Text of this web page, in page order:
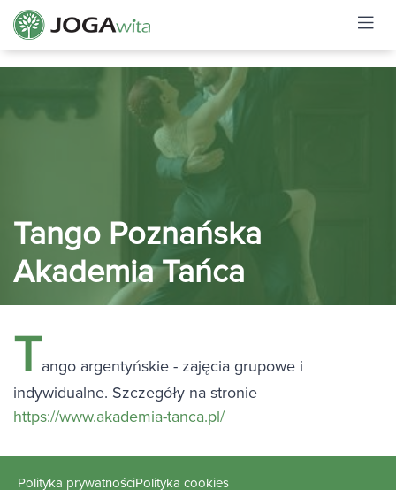
Tango Poznańska
Akademia Tańca
Tango argentyńskie - zajęcia grupowe i
indywidualne. Szczegóły na stronie
https://www.akademia-tanca.pl/
Polityka prywatnościPolityka cookies